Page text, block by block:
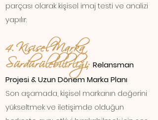
parçası olarak kişisel imaj testi ve analizi
yapılır.
4. Kişisel Marka
Sürdürülebilirliği: Relansman
Projesi & Uzun Dönem Marka Planı
Son aşamada, kişisel markanın değerini
yükseltmek ve iletişimde olduğun